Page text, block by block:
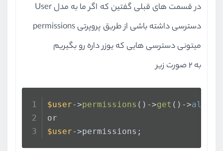
در قسمت های قبلی گفتین که اگر ما به مدل User
دسترسی داشته باشی از طریق پروپرتی permissions
میتونی دسترسی هایی که یوزر داره رو بگیریم
به 2 صورت زیر
$user->permissions ()->get ()->all
or
$user->permissions;